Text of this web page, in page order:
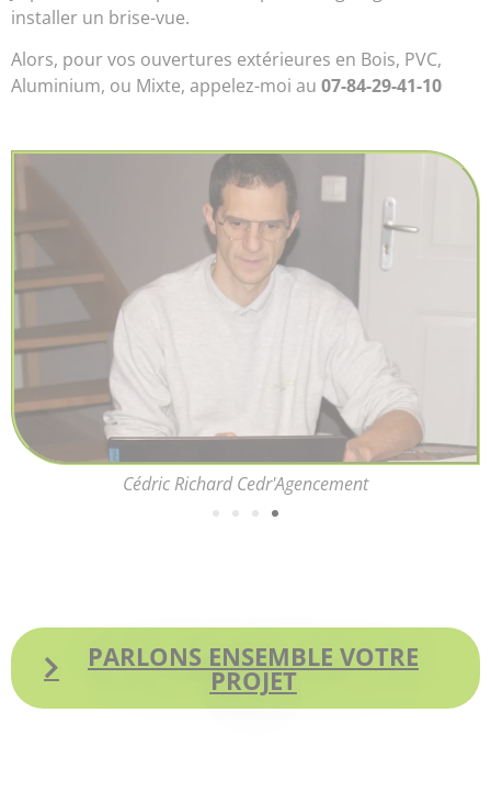
installer un brise-vue.
Alors, pourvos ouvertures extérieures en Bois, PVC,
Aluminium, ou Mixte, appelez-moi au 07-84-29-41-10
Cédric Richard Cedr'Agencement
PARLONS ENSEMBLE VOTRE
PROJET